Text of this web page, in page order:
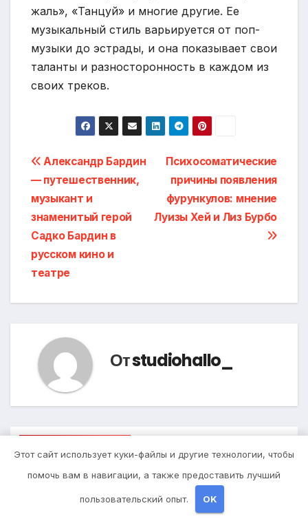
жаль», «Танцуй» и многие другие. Ее
музыкальный стиль варьируется от поп-
музыки до эстрады, и она показывает свои
таланты и разносторонность в каждом из
своих треков.
Навигация
по
записям
Психосоматические
причины появления
фурункулов: мнение
Луизы Хей и Лиз Бурбо
Александр Бардин
— путешественник,
музыкант и
знаменитый герой
Садко Бардин в
русском кино и
театре
Отstudiohallo_
Похожая запись
Этот сайт использует куки-файлы и другие технологии, чтобы
помочь вам в навигации, а также предоставить лучший
пользовательский опыт. OK